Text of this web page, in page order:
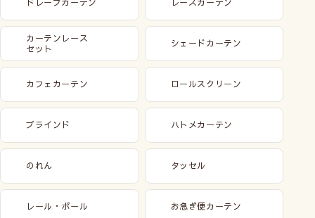
ドレープカーテン レースカーテン
カーテンレース
セット
シェードカーテン
カフェカーテン ロールスクリーン
ブラインド ハトメカーテン
のれん タッセル
レール・ポール お急ぎ便カーテン